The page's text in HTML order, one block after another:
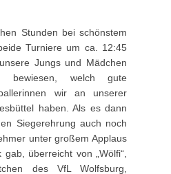
Stunden bei schönstem
Turniere um ca. 12:45
Jungs und Mädchen
bewiesen, welch gute
wir an unserer
haben. Als es dann
Siegerehrung auch noch
unter großem Applaus
überreicht von „Wölfi“,
des VfL Wolfsburg,